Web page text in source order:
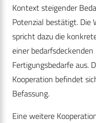
Kontext steigender
Potenzial bestätigt.
spricht dazu die
einer
Fertigungsbedarfe aus.
Kooperation befindet
Befassung.
Eine weitere